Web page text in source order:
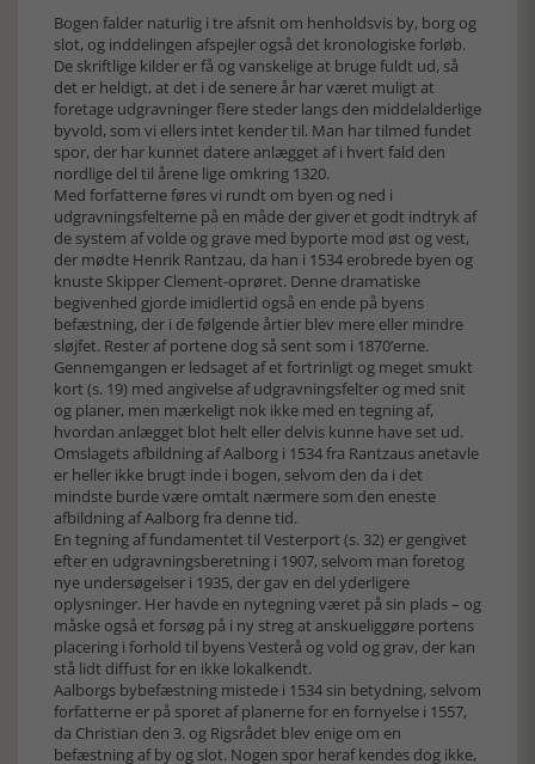
Bogen falder naturlig i tre afsnit om henholdsvis by, borg og
slot, og inddelingen afspejler også det kronologiske forløb.
De skriftlige kilder er få og vanskelige at bruge fuldt ud, så
det er heldigt, at det i de senere år har været muligt at
foretage udgravninger flere steder langs den middelalderlige
byvold, som vi ellers intet kender til. Man har tilmed fundet
spor, der har kunnet datere anlægget af i hvert fald den
nordlige del til årene lige omkring 1320.
Med forfatterne føres vi rundt om byen og ned i
udgravningsfelterne på en måde der giver et godt indtryk af
de system af volde og grave med byporte mod øst og vest,
der mødte Henrik Rantzau, da han i 1534 erobrede byen og
knuste Skipper Clement-oprøret. Denne dramatiske
begivenhed gjorde imidlertid også en ende på byens
befæstning, der i de følgende årtier blev mere eller mindre
sløjfet. Rester af portene dog så sent som i 1870’erne.
Gennemgangen er ledsaget af et fortrinligt og meget smukt
kort (s. 19) med angivelse af udgravningsfelter og med snit
og planer, men mærkeligt nok ikke med en tegning af,
hvordan anlægget blot helt eller delvis kunne have set ud.
Omslagets afbildning af Aalborg i 1534 fra Rantzaus anetavle
er heller ikke brugt inde i bogen, selvom den da i det
mindste burde være omtalt nærmere som den eneste
afbildning af Aalborg fra denne tid.
En tegning af fundamentet til Vesterport (s. 32) er gengivet
efter en udgravningsberetning i 1907, selvom man foretog
nye undersøgelser i 1935, der gav en del yderligere
oplysninger. Her havde en nytegning været på sin plads – og
måske også et forsøg på i ny streg at anskueliggøre portens
placering i forhold til byens Vesterå og vold og grav, der kan
stå lidt diffust for en ikke lokalkendt.
Aalborgs bybefæstning mistede i 1534 sin betydning, selvom
forfatterne er på sporet af planerne for en fornyelse i 1557,
da Christian den 3. og Rigsrådet blev enige om en
befæstning af by og slot. Nogen spor heraf kendes dog ikke,